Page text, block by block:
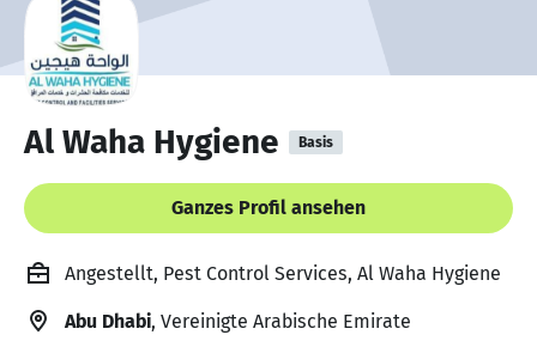
Al Waha Hygiene Basis
Ganzes Profil ansehen
Angestellt, Pest Control Services, Al Waha Hygiene
Abu Dhabi, Vereinigte Arabische Emirate